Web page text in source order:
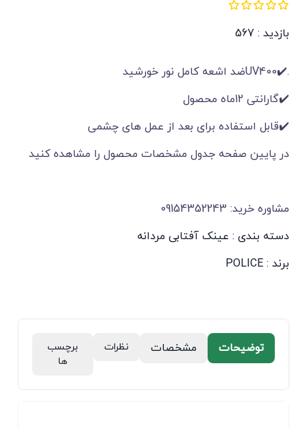
بازدید : 567
.✔️UV400ضد اشعه کامل نور خورشید
✔️گارانتی 12ماه محصول
✔️قابل استفاده برای بعد از عمل های چشمی
در پایین صفحه جدول مشخصات محصول را مشاهده کنید
مشاوره خرید: 09154352243
دسته بندی : عینک آفتابی مردانه
برند : POLICE
توضیحات مشخصات نظرات
برچسب
ها